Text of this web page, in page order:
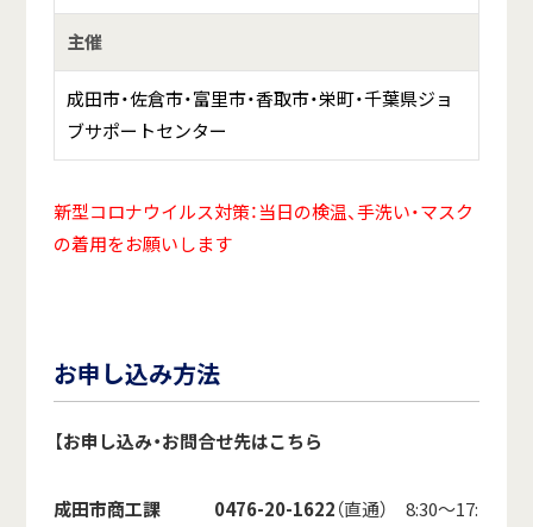
主催
成田市・佐倉市・富里市・香取市・栄町・千葉県ジョ
ブサポートセンター
新型コロナウイルス対策：当日の検温、手洗い・マスク
の着用をお願いします
お申し込み方法
【お申し込み・お問合せ先はこちら
成田市商工課 0476-20-1622（直通） 8:30～17: